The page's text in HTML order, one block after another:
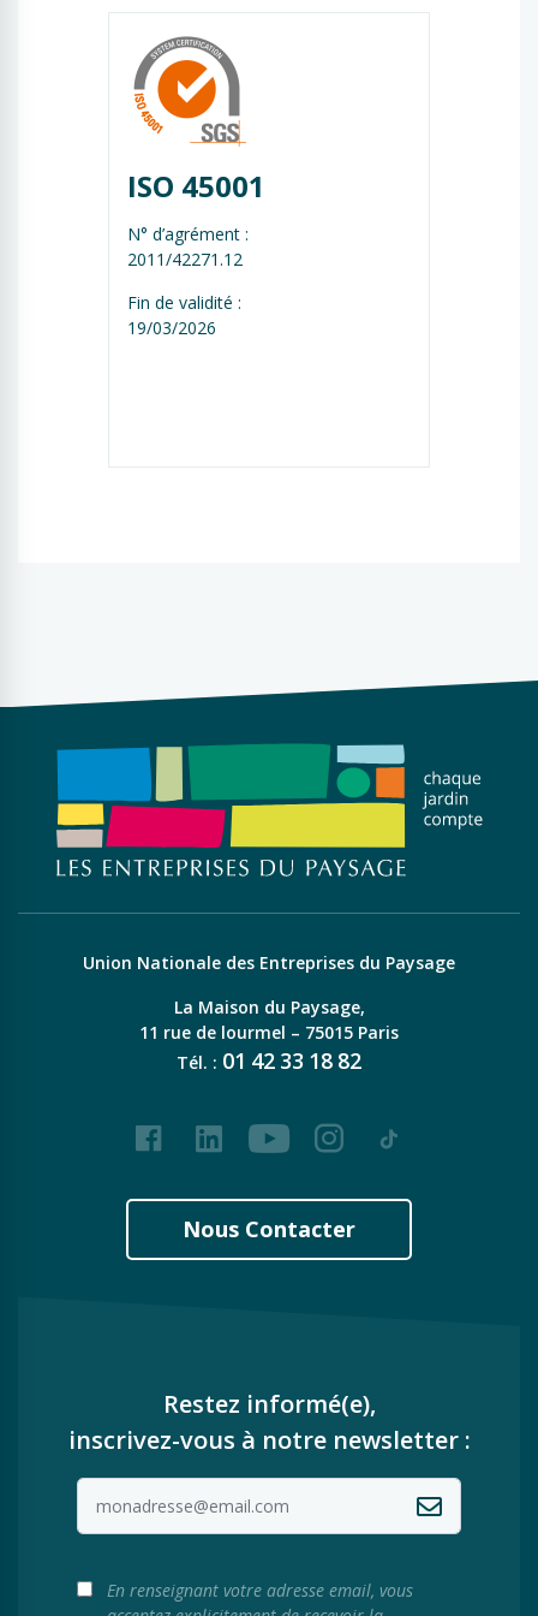
ISO 45001
N° d’agrément :
2011/42271.12
Fin de validité :
19/03/2026
Union Nationale des Entreprises du Paysage
La Maison du Paysage,
11 rue de lourmel – 75015 Paris
Tél. : 01 42 33 18 82
FacebookLinkedInYoutubeInstagram
Tiktok
Nous Contacter
Restez informé(e),
inscrivez-vous à notre newsletter :
En renseignant votre adresse email, vous